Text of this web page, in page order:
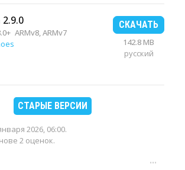
ARMv8, ARMv7
СКАЧАТЬ
142.8 MB
русский
СТАРЫЕ ВЕРСИИ
2026, 06:00.
2 оценок.
···